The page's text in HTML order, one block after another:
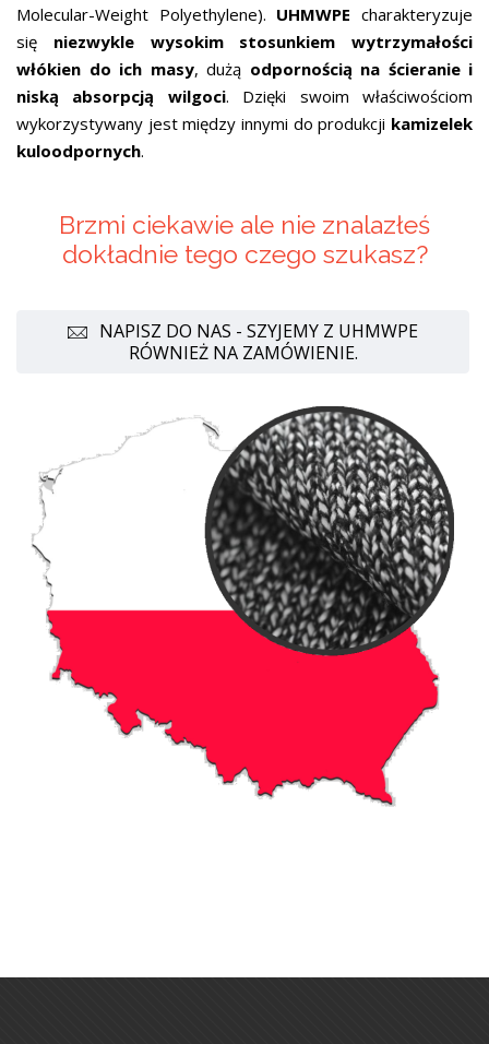
Molecular-Weight Polyethylene). UHMWPEcharakteryzuje
się niezwykle wysokim stosunkiem wytrzymałości
włókien do ich masy, dużą odpornością na ścieranie i
niską absorpcją wilgoci. Dzięki swoim właściwościom
wykorzystywany jest między innymi do produkcji kamizelek
kuloodpornych.
Brzmi ciekawie ale nie znalazłeś
dokładnie tego czego szukasz?
NAPISZ DO NAS - SZYJEMY Z UHMWPE
RÓWNIEŻ NA ZAMÓWIENIE.